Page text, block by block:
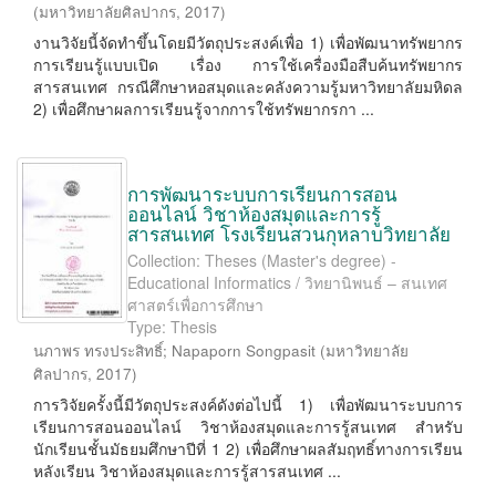
(มหาวิทยาลัยศิลปากร, 2017)
งานวิจัยนี้จัดทำขึ้นโดยมีวัตถุประสงค์เพื่อ 1) เพื่อพัฒนาทรัพยากร
การเรียนรู้แบบเปิด เรื่อง การใช้เครื่องมือสืบค้นทรัพยากร
สารสนเทศ กรณีศึกษาหอสมุดและคลังความรู้มหาวิทยาลัยมหิดล
2) เพื่อศึกษาผลการเรียนรู้จากการใช้ทรัพยากรกา ...
การพัฒนาระบบการเรียนการสอน
ออนไลน์ วิชาห้องสมุดและการรู้
สารสนเทศ โรงเรียนสวนกุหลาบวิทยาลัย
Collection: Theses (Master's degree) -
Educational Informatics / วิทยานิพนธ์ – สนเทศ
ศาสตร์เพื่อการศึกษา
Type: Thesis
นภาพร ทรงประสิทธิ์; Napaporn Songpasit (มหาวิทยาลัย
ศิลปากร, 2017)
การวิจัยครั้งนี้มีวัตถุประสงค์ดังต่อไปนี้ 1) เพื่อพัฒนาระบบการ
เรียนการสอนออนไลน์ วิชาห้องสมุดและการรู้สนเทศ สำหรับ
นักเรียนชั้นมัธยมศึกษาปีที่ 1 2) เพื่อศึกษาผลสัมฤทธิ์ทางการเรียน
หลังเรียน วิชาห้องสมุดและการรู้สารสนเทศ ...